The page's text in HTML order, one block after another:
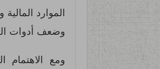
الموارد
وضعف أدوات
ومع الاهتمام